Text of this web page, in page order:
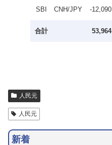
SBI CNH/JPY -12,090
合計 53,964
人民元
人民元
新着